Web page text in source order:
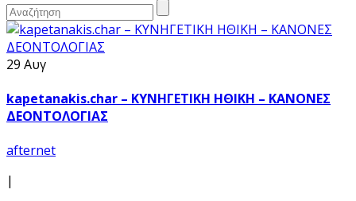
29 Αυγ
kapetanakis.char – ΚΥΝΗΓΕΤΙΚΗ ΗΘΙΚΗ – ΚΑΝΟΝΕΣ
ΔΕΟΝΤΟΛΟΓΙΑΣ
afternet
|